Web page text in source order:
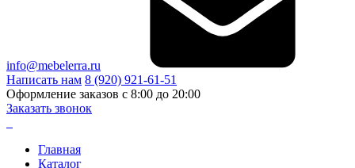
info@mebelerra.ru
Написать нам 8 (920) 921-61-51
Оформление заказов с 8:00 до 20:00
Заказать звонок
Главная
Каталог